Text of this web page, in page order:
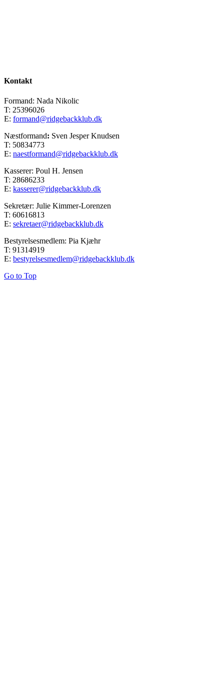
Kontakt
Formand: Nada Nikolic
T: 25396026
E: formand@ridgebackklub.dk
Næstformand: Sven Jesper Knudsen
T: 50834773
E: naestformand@ridgebackklub.dk
Kasserer: Poul H. Jensen
T: 28686233
E: kasserer@ridgebackklub.dk
Sekretær: Julie Kimmer-Lorenzen
T: 60616813
E: sekretaer@ridgebackklub.dk
Bestyrelsesmedlem: Pia Kjæhr
T: 91314919
E: bestyrelsesmedlem@ridgebackklub.dk
Go to Top